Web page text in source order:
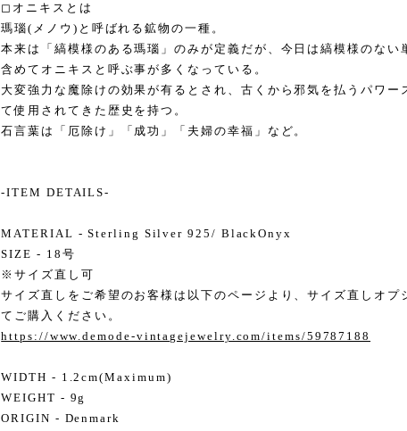
◻︎オニキスとは
瑪瑙(メノウ)と呼ばれる鉱物の一種。
本来は「縞模様のある瑪瑙」のみが定義だが、今日は縞模様のない
含めてオニキスと呼ぶ事が多くなっている。
大変強力な魔除けの効果が有るとされ、古くから邪気を払うパワー
て使用されてきた歴史を持つ。
石言葉は「厄除け」「成功」「夫婦の幸福」など。
-ITEM DETAILS-
MATERIAL - Sterling Silver 925/ BlackOnyx
SIZE - 18号
※サイズ直し可
サイズ直しをご希望のお客様は以下のページより、サイズ直しオプ
てご購入ください。
https://www.demode-vintagejewelry.com/items/59787188
WIDTH - 1.2cm(Maximum)
WEIGHT - 9g
ORIGIN - Denmark